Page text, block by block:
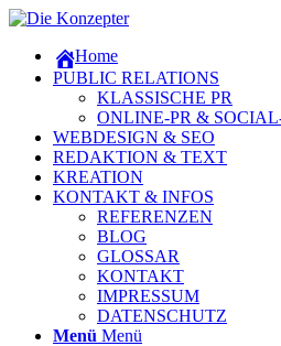
Home
PUBLIC RELATIONS
KLASSISCHE PR
ONLINE-PR &
WEBDESIGN & SEO
REDAKTION & TEXT
KREATION
KONTAKT & INFOS
REFERENZEN
BLOG
GLOSSAR
KONTAKT
IMPRESSUM
DATENSCHUTZ
Menü Menü